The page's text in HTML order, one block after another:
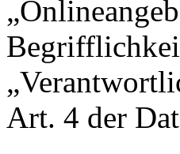
Art. 4 der